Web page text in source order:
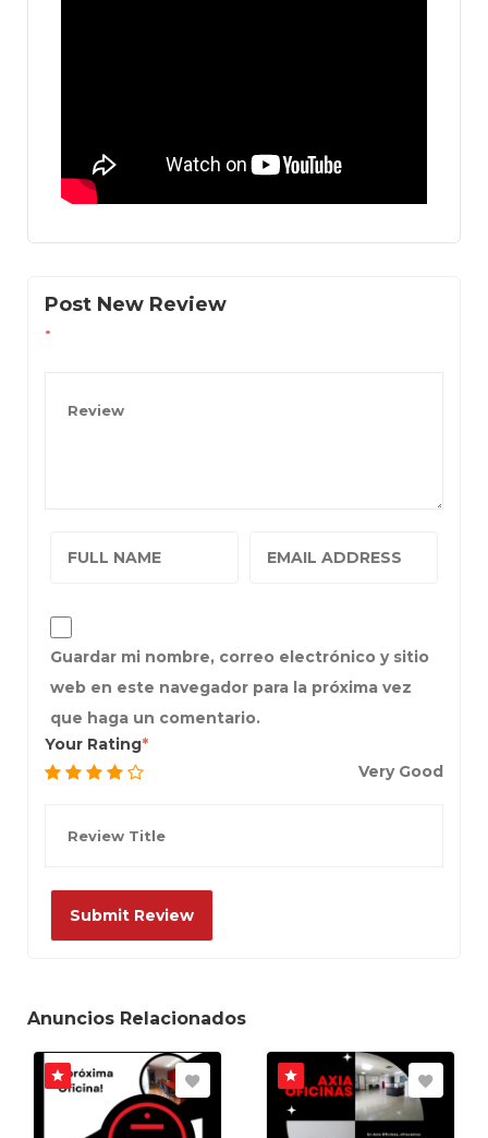
Post New Review
Guardar mi nombre, correo electrónico y sitio
web en este navegador para la próxima vez
que haga un comentario.
Your Rating
Very Good
Anuncios Relacionados